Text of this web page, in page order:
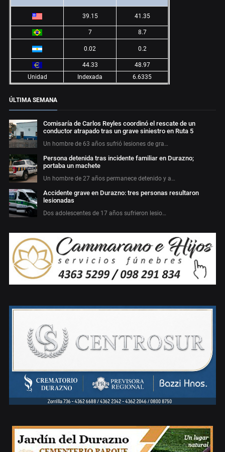
39.15 41.35
7 8.7
0.02 0.2
44.33
48.97
Unidad
Indexada 6.6335
ÚLTIMA SEMANA
Comisaría de Carlos Reyles coordinó el rescate de un
conductor atrapado tras un grave siniestro en Ruta 5
Un hombre de 63 años sufrió lesiones de gra…
Persona detenida tras incidente familiar en Durazno;
portaba un machete
Un hombre de 27 años permanece detenido y a…
Accidente grave en Durazno: tres personas resultaron
lesionadas
Dos adolescentes de 17 años sufrieron lesio…